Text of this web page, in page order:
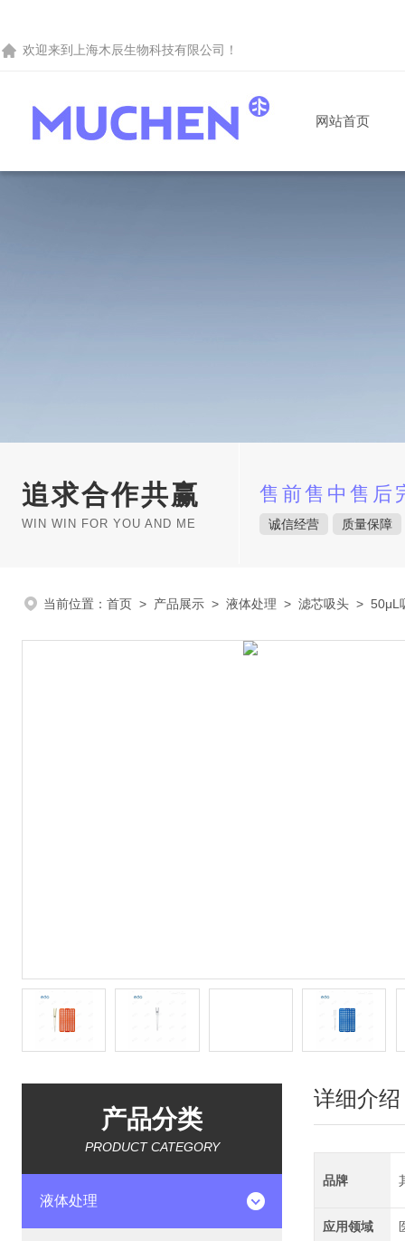
欢迎来到 上海木辰生物科技有限公司 ！
网站首页
追求合作共赢
WIN WIN FOR YOU AND ME
售前售中售后
诚信经营 质量保障
当前位置： 首页 > 产品展示 > 液体处理 > 滤芯吸头 > 50μL
产品分类
PRODUCT CATEGORY
液体处理
详细介绍
品牌
应用领域